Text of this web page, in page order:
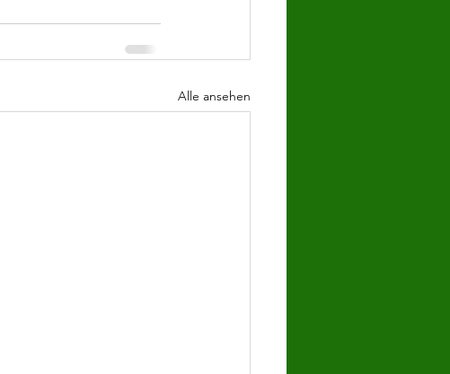
Alle ansehen